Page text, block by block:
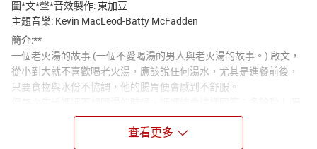
圖*文*聲*音效製作: 東加豆
主題音樂: Kevin MacLeod-Batty McFadden
簡介:**
一個老火湯的故事 (一個不愛喝湯的男人與老火湯的故事。) 啟文，
從小到大就不喜歡喝老火湯，應該說任何湯水，尤其是進餐前後，
只要食物與水份不協調，他的腸胃便會感到不舒服。
啦！ 這煲湯不便宜耶。
就是這樣，他總是勉勉強強地喝下去，一喝就喝了二三十年。
查看更多